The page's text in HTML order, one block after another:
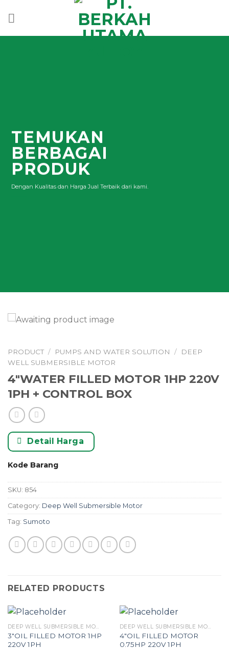
TEMUKAN
BERBAGAI
PRODUK
Dengan Kualitas dan Harga Jual Terbaik dari kami.
PRODUCT / PUMPS AND WATER SOLUTION /
DEEP
WELL SUBMERSIBLE MOTOR
4″WATER FILLED MOTOR 1HP 220V
1PH + CONTROL BOX
Detail Harga
Kode Barang
SKU: 854
Category: Deep Well Submersible Motor
Tag: Sumoto
RELATED PRODUCTS
DEEP WELL SUBMERSIBLE MOTOR
3″OIL FILLED MOTOR 1HP
220V 1PH
DEEP WELL SUBMERSIBLE MOTOR
4″OIL FILLED MOTOR
0.75HP 220V 1PH